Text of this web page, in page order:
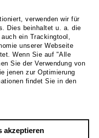
verwenden wir für
Dies beinhaltet u. a. die
ein Trackingtool,
unserer Webseite
Wenn Sie auf "Alle
Sie der Verwendung von
jenen zur Optimierung
findet Sie in den
akzeptieren